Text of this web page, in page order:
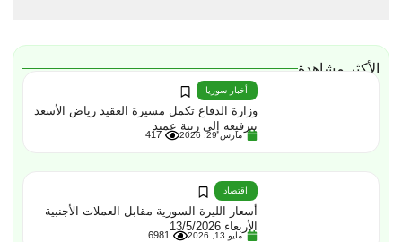
الأكثر مشاهدة
أخبار سوريا
وزارة الدفاع تكمل مسيرة العقيد رياض الأسعد
بترفيعه إلى رتبة عميد
مارس 29, 2026 417
اقتصاد
أسعار الليرة السورية مقابل العملات الأجنبية
الأربعاء 13/5/2026
مايو 13, 2026 6981